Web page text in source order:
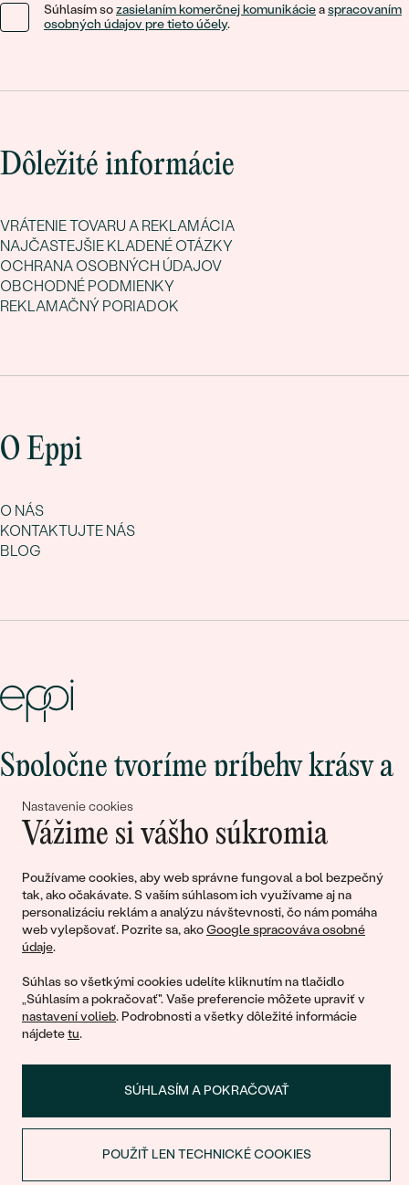
Nastavenie cookies
Vážime si vášho súkromia
Používame cookies, aby web správne fungoval a bol bezpečný
tak, ako očakávate. S vaším súhlasom ich využívame aj na
personalizáciu reklám a analýzu návštevnosti, čo nám pomáha
web vylepšovať. Pozrite sa, akoGoogle spracováva osobné
údaje.
Súhlas so všetkými cookies udelíte kliknutím na tlačidlo
„Súhlasím a pokračovať". Vaše preferencie môžete upraviť v
nastavení volieb. Podrobnosti a všetky dôležité informácie
nájdetetu.
SÚHLASÍM A POKRAČOVAŤ
POUŽIŤ LEN TECHNICKÉ COOKIES
Súhlasím sozasielaním komerčnej komunikácieaspracovaním
osobných údajov pre tieto účely.
Dôležité informácie
VRÁTENIE TOVARU A REKLAMÁCIA
NAJČASTEJŠIE KLADENÉ OTÁZKY
OCHRANA OSOBNÝCH ÚDAJOV
OBCHODNÉ PODMIENKY
REKLAMAČNÝ PORIADOK
O Eppi
O NÁS
KONTAKTUJTE NÁS
BLOG
Spoločne tvoríme príbehy krásy a
lásky
© 2011 - 2026, Eppi.sk